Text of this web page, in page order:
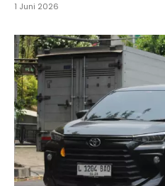
1 Juni 2026